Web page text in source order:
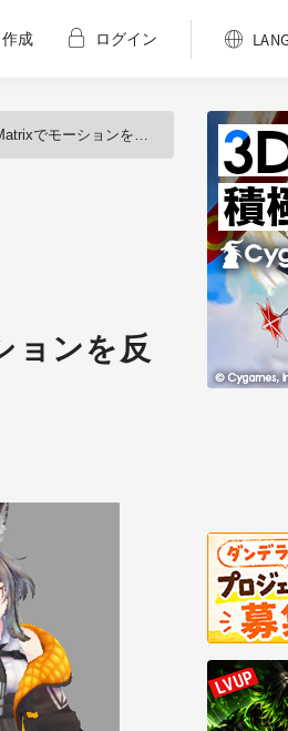
成 ログイン
ーションを反転してみる
ョンを反